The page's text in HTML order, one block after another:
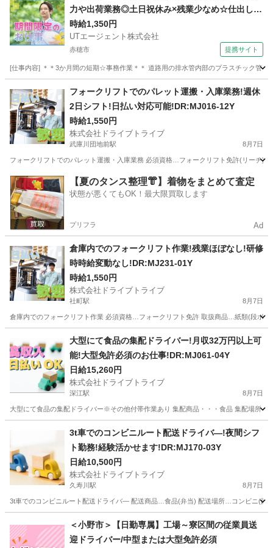
力や出荷業務◎土日祝休み×残業少なめ☆仕出し弁
当あり！【履歴書不要☆オンライン面接OK】【入
社キャンペーン実施中！】
時給1,350円
UTエージェント株式会社
赤穂市 提携サイト
[仕事内容] ＊＊3か月間の短期☆事務作業＊＊ 道路用の排水管内部のプラスチック
フォークリフトでのパレット運搬・入庫業務!週休
2日シフト!日払い対応可能!DR:MJ016-12Y
時給1,550円
株式会社ドライブトライブ
武庫川団地前駅 8月7日
フォークリフトでのパレット運搬・入庫業務 必須資格…フォークリフト免許(リー
兵庫 西宮市 武庫川団地前駅 倉庫 フォークリフト
【夏のタンス整理👘】着物をまとめて査定
状態が悪くてもOK！最大限買取します
プリフラ Ad
倉庫内でのフォークリフト作業!残業ほぼなし!研修
時時給変動なし!DR:MJ231-01Y
時給1,550円
株式会社ドライブトライブ
社町駅 8月7日
倉庫内でのフォークリフト作業 必須資格…フォークリフト免許 取扱商品…紙類(段
社町駅 倉庫 フォークリフト
大型にて食品の集配ドライバー!月収32万円以上可
能!大型免許必須のお仕事!DR:MJ061-04Y
日給15,260円
株式会社ドライブトライブ
深江駅 8月7日
大型にて食品の集配ドライバー※その他付帯作業あり 集配商品・・・食品 集配場所
深江駅 ドライバー 大型
3t車でのコンビニルート配送ドライバ―!夜間シフ
ト勤務!経験活かせます!DR:MJ170-03Y
日給10,500円
株式会社ドライブトライブ
久寿川駅 8月7日
3t車でのコンビニルート配送ドライバ― 配送商品…食品(弁当) 配送場所…コンビニ(
久寿川駅 ドライバー 夜間
＜小野市＞【日勤専属】工場～寮区間の従業員送
迎ドライバー/中型または大型免許必須